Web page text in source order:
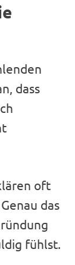
dass
oft
das
fühlst.